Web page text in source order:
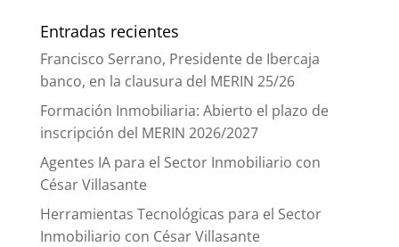
Entradas recientes
Francisco Serrano, Presidente de Ibercaja
banco, en la clausura del MERIN 25/26
Formación Inmobiliaria: Abierto el plazo de
inscripción del MERIN 2026/2027
Agentes IA para el Sector Inmobiliario con
César Villasante
Herramientas Tecnológicas para el Sector
Inmobiliario con César Villasante